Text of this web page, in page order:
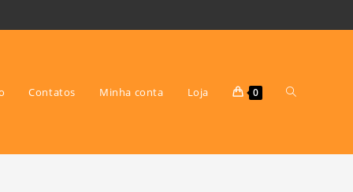
Contatos Minha conta Loja 0 Alternar